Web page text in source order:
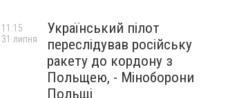
Український пілот
переслідував російську
ракету до кордону з
Польщею, - Міноборони
Польщі
11:15
31 липня